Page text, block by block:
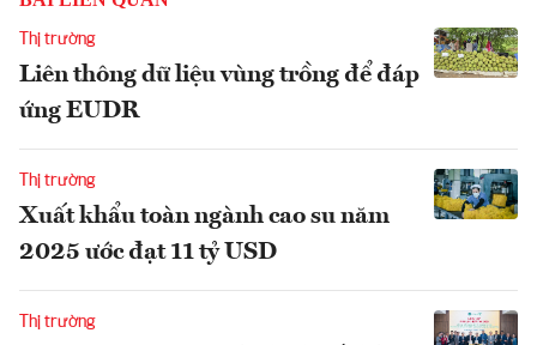
Thị trường
Liên thông dữ liệu vùng trồng để đáp
ứng EUDR
Thị trường
Xuất khẩu toàn ngành cao su năm
2025 ước đạt 11 tỷ USD
Thị trường